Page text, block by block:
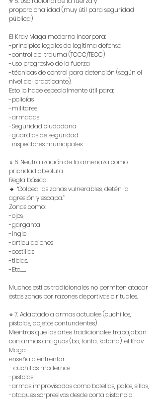
proporcionalidad (muy útil para seguridad
pública)
El Krav Maga moderno incorpora:
-principios legales de legítima defensa,
-control del trauma (TCCC/TECC)
-uso progresivo de la fuerza
-técnicas de control para detención (según el
nivel del practicante).
Esto lo hace especialmente útil para:
-policías
-militares
-armadas
-Seguridad ciudadana
-guardias de seguridad
-inspectores municipales.
⭐ 6. Neutralización de la amenaza como
prioridad absoluta
Regla básica:
🔸 “Golpea las zonas vulnerables, detén la
agresión y escapa.”
Zonas como:
-ojos,
-garganta
-ingle
-articulaciones
-costillas
-tibias.
-Etc......
Muchos estilos tradicionales no permiten atacar
estas zonas por razones deportivas o rituales.
⭐ 7. Adaptado a armas actuales (cuchillos,
pistolas, objetos contundentes)
Mientras que las artes tradicionales trabajaban
con armas antiguas (bo, tonfa, katana), el Krav
Maga:
enseña a enfrentar
- cuchillos modernos
-pistolas
-armas improvisadas como botellas, palos, sillas,
-ataques sorpresivos desde corta distancia.